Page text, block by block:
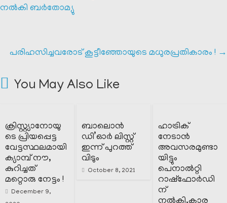
നൽകി ബർതോമ്യു
പരിഹസിച്ചവരോട് കൂട്ടീഞ്ഞോയുടെ മധുരപ്രതികാരം ! →
You May Also Like
ക്രിസ്റ്റ്യാനോയു
ടെ പ്രിയപ്പെട്ട
വേട്ടസ്ഥലമായി
ക്യാമ്പ് നൗ,
കുറിച്ചത്
മറ്റൊരു നേട്ടം !
December 9,
ബാലൊൻ
ഡി’ഓർ ലിസ്റ്റ്
ഇന്ന് പുറത്ത്
വിടും
October 8, 2021
ഹാട്രിക്
നേടാൻ
അവസരമുണ്ടാ
യിട്ടും
പെനാൽറ്റി
റാഷ്ഫോർഡി
ന്